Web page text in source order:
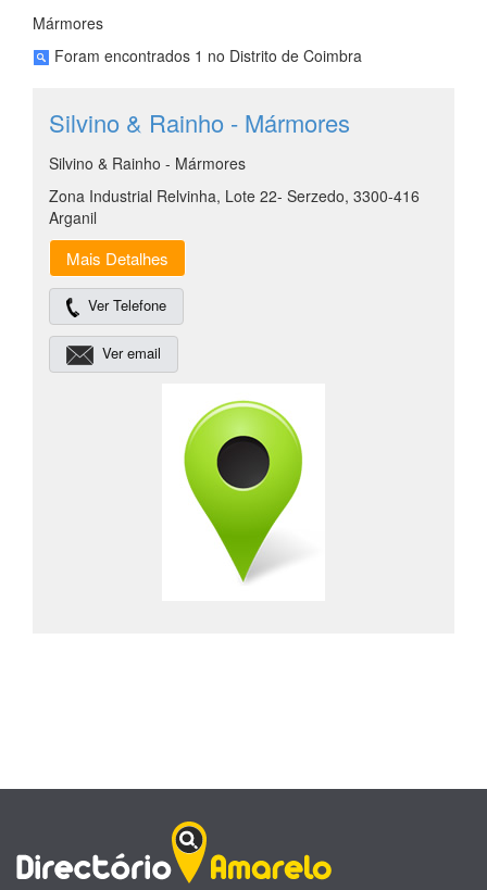
Mármores
Foram encontrados 1 no Distrito de Coimbra
Silvino & Rainho - Mármores
Silvino & Rainho - Mármores
Zona Industrial Relvinha, Lote 22- Serzedo, 3300-416
Arganil
Mais Detalhes
Ver Telefone
Ver email